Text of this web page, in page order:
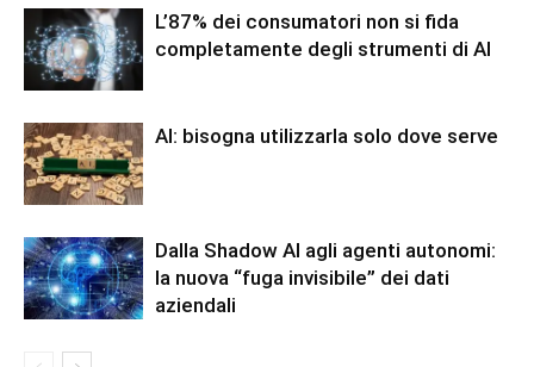
L’87% dei consumatori non si fida
completamente degli strumenti di AI
AI: bisogna utilizzarla solo dove serve
Dalla Shadow AI agli agenti autonomi:
la nuova “fuga invisibile” dei dati
aziendali